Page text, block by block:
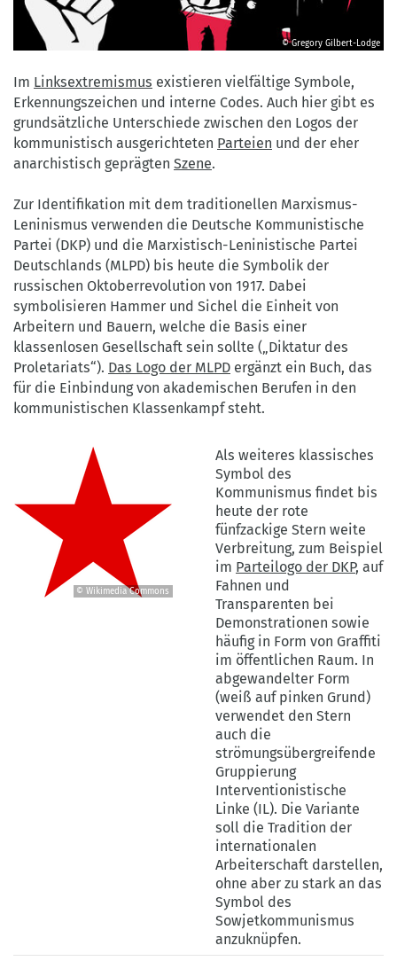
Gregory
Gilbert-
Lodge
© Gregory Gilbert-Lodge
Im Linksextremismus existieren vielfältige Symbole,
Erkennungszeichen und interne Codes. Auch hier gibt es
grundsätzliche Unterschiede zwischen den Logos der
kommunistisch ausgerichteten Parteien und der eher
anarchistisch geprägten Szene.
Zur Identifikation mit dem traditionellen Marxismus-
Leninismus verwenden die Deutsche Kommunistische
Partei (DKP) und die Marxistisch-Leninistische Partei
Deutschlands (MLPD) bis heute die Symbolik der
russischen Oktoberrevolution von 1917. Dabei
symbolisieren Hammer und Sichel die Einheit von
Arbeitern und Bauern, welche die Basis einer
klassenlosen Gesellschaft sein sollte („Diktatur des
Proletariats“). Das Logo der MLPD ergänzt ein Buch, das
für die Einbindung von akademischen Berufen in den
kommunistischen Klassenkampf steht.
© Wikimedia Commons
Als weiteres klassisches
Symbol des
Kommunismus findet bis
heute der rote
fünfzackige Stern weite
Verbreitung, zum Beispiel
im Parteilogo der DKP, auf
Fahnen und
Transparenten bei
Demonstrationen sowie
häufig in Form von Graffiti
im öffentlichen Raum. In
abgewandelter Form
(weiß auf pinken Grund)
verwendet den Stern
auch die
strömungsübergreifende
Gruppierung
Interventionistische
Linke (IL). Die Variante
soll die Tradition der
internationalen
Arbeiterschaft darstellen,
ohne aber zu stark an das
Symbol des
Sowjetkommunismus
anzuknüpfen.